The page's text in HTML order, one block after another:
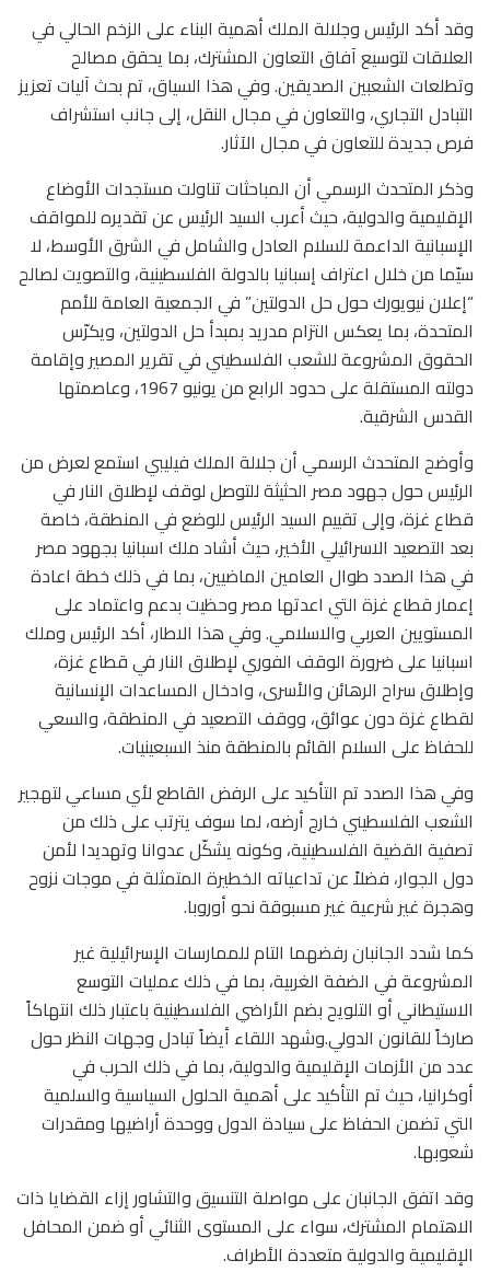
وقد أكد الرئيس وجلالة الملك أهمية البناء على الزخم الحالي في
العلاقات لتوسيع آفاق التعاون المشترك، بما يحقق مصالح
وتطلعات الشعبين الصديقين. وفي هذا السياق، تم بحث آليات تعزيز
التبادل التجاري، والتعاون في مجال النقل، إلى جانب استشراف
فرص جديدة للتعاون في مجال الآثار.
وذكر المتحدث الرسمي أن المباحثات تناولت مستجدات الأوضاع
الإقليمية والدولية، حيث أعرب السيد الرئيس عن تقديره للمواقف
الإسبانية الداعمة للسلام العادل والشامل في الشرق الأوسط، لا
سيّما من خلال اعتراف إسبانيا بالدولة الفلسطينية، والتصويت لصالح
“إعلان نيويورك حول حل الدولتين” في الجمعية العامة للأمم
المتحدة، بما يعكس التزام مدريد بمبدأ حل الدولتين، ويكرّس
الحقوق المشروعة للشعب الفلسطيني في تقرير المصير وإقامة
دولته المستقلة على حدود الرابع من يونيو 1967، وعاصمتها
القدس الشرقية.
وأوضح المتحدث الرسمي أن جلالة الملك فيليبي استمع لعرض من
الرئيس حول جهود مصر الحثيثة للتوصل لوقف لإطلاق النار في
قطاع غزة، وإلى تقييم السيد الرئيس للوضع في المنطقة، خاصة
بعد التصعيد الاسرائيلي الأخير، حيث أشاد ملك اسبانيا بجهود مصر
في هذا الصدد طوال العامين الماضيين، بما في ذلك خطة اعادة
إعمار قطاع غزة التي اعدتها مصر وحظيت بدعم واعتماد على
المستويين العربي والاسلامي. وفي هذا الاطار، أكد الرئيس وملك
اسبانيا على ضرورة الوقف الفوري لإطلاق النار في قطاع غزة،
وإطلاق سراح الرهائن والأسرى، وادخال المساعدات الإنسانية
لقطاع غزة دون عوائق، ووقف التصعيد في المنطقة، والسعي
للحفاظ على السلام القائم بالمنطقة منذ السبعينيات.
وفي هذا الصدد تم التأكيد على الرفض القاطع لأي مساعي لتهجير
الشعب الفلسطيني خارج أرضه، لما سوف يترتب على ذلك من
تصفية القضية الفلسطينية، وكونه يشكّل عدوانا وتهديدا لأمن
دول الجوار، فضلاً عن تداعياته الخطيرة المتمثلة في موجات نزوح
وهجرة غير شرعية غير مسبوقة نحو أوروبا.
كما شدد الجانبان رفضهما التام للممارسات الإسرائيلية غير
المشروعة في الضفة الغربية، بما في ذلك عمليات التوسع
الاستيطاني أو التلويح بضم الأراضي الفلسطينية باعتبار ذلك انتهاكاً
صارخاً للقانون الدولي.وشهد اللقاء أيضاً تبادل وجهات النظر حول
عدد من الأزمات الإقليمية والدولية، بما في ذلك الحرب في
أوكرانيا، حيث تم التأكيد على أهمية الحلول السياسية والسلمية
التي تضمن الحفاظ على سيادة الدول ووحدة أراضيها ومقدرات
شعوبها.
وقد اتفق الجانبان على مواصلة التنسيق والتشاور إزاء القضايا ذات
الاهتمام المشترك، سواء على المستوى الثنائي أو ضمن المحافل
الإقليمية والدولية متعددة الأطراف.